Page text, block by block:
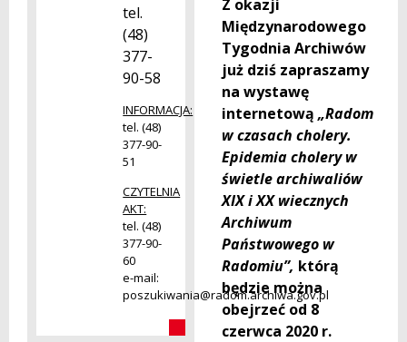
tel.
(48)
377-
90-58
INFORMACJA:
tel. (48)
377-90-
51
CZYTELNIA
AKT:
tel. (48)
377-90-
60
e-mail:
poszukiwania@radom.archiwa.gov.pl
Z okazji
Międzynarodowego
Tygodnia Archiwów
już dziś zapraszamy
na wystawę
internetową „Radom
w czasach cholery.
Epidemia cholery w
świetle archiwaliów
XIX i XX wiecznych
Archiwum
Państwowego w
Radomiu”, którą
będzie można
obejrzeć od 8
czerwca 2020 r.